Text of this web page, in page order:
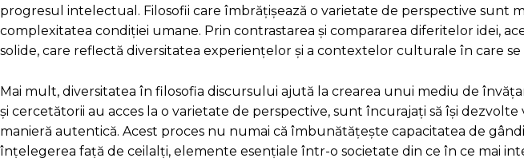
progresul intelectual. Filosofii care îmbrățișează o varietate de perspective sunt
complexitatea condiției umane. Prin contrastarea și compararea diferitelor idei,
solide, care reflectă diversitatea experiențelor și a contextelor culturale în care se
Mai mult, diversitatea în filosofia discursului ajută la crearea unui mediu de
și cercetătorii au acces la o varietate de perspective, sunt încurajați să își
manieră autentică. Acest proces nu numai că îmbunătățește capacitatea de
înțelegerea față de ceilalți, elemente esențiale într-o societate din ce în ce mai